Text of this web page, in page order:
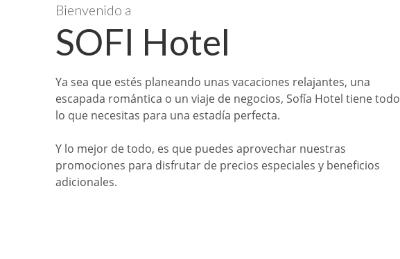
Bienvenido a
SOFI Hotel
Ya sea que estés planeando unas vacaciones relajantes, una
escapada romántica o un viaje de negocios, Sofía Hotel tiene todo
lo que necesitas para una estadía perfecta.
Y lo mejor de todo, es que puedes aprovechar nuestras
promociones para disfrutar de precios especiales y beneficios
adicionales.